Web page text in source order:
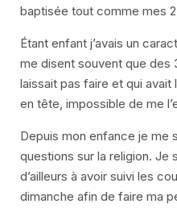
baptisée tout comme mes
Étant enfant j’avais un
me disent souvent que des
laissait pas faire et qui avait
en tête, impossible de me
Depuis mon enfance je me
questions sur la religion. Je
d’ailleurs à avoir suivi les
dimanche afin de faire ma